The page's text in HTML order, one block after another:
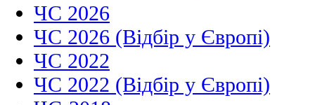
ЧС 2026
ЧС 2026 (Відбір у Європі)
ЧС 2022
ЧС 2022 (Відбір у Європі)